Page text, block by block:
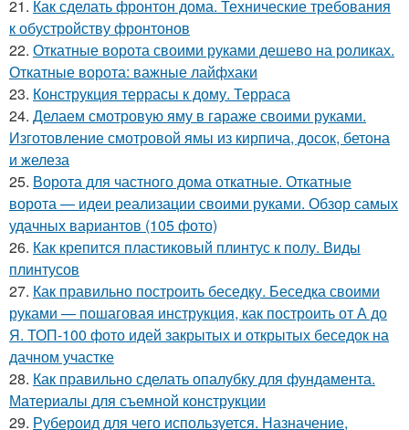
21. Как сделать фронтон дома. Технические требования
к обустройству фронтонов
22. Откатные ворота своими руками дешево на роликах.
Откатные ворота: важные лайфхаки
23. Конструкция террасы к дому. Терраса
24. Делаем смотровую яму в гараже своими руками.
Изготовление смотровой ямы из кирпича, досок, бетона
и железа
25. Ворота для частного дома откатные. Откатные
ворота — идеи реализации своими руками. Обзор самых
удачных вариантов (105 фото)
26. Как крепится пластиковый плинтус к полу. Виды
плинтусов
27. Как правильно построить беседку. Беседка своими
руками — пошаговая инструкция, как построить от А до
Я. ТОП-100 фото идей закрытых и открытых беседок на
дачном участке
28. Как правильно сделать опалубку для фундамента.
Материалы для съемной конструкции
29. Рубероид для чего используется. Назначение,